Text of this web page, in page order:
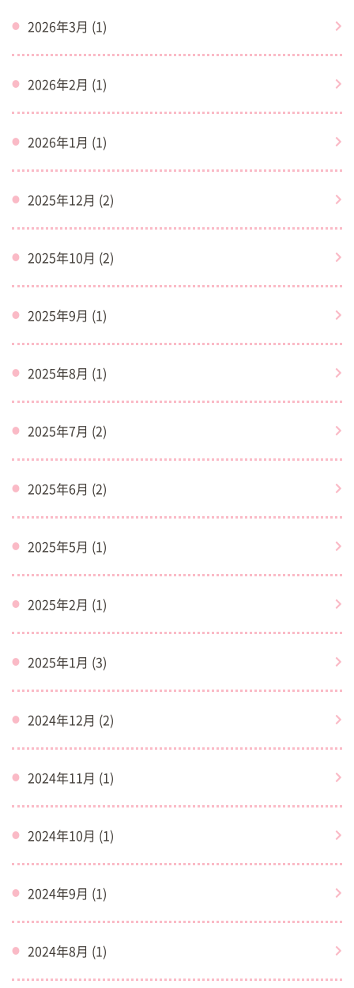
2026年3月 (1)
2026年2月 (1)
2026年1月 (1)
2025年12月 (2)
2025年10月 (2)
2025年9月 (1)
2025年8月 (1)
2025年7月 (2)
2025年6月 (2)
2025年5月 (1)
2025年2月 (1)
2025年1月 (3)
2024年12月 (2)
2024年11月 (1)
2024年10月 (1)
2024年9月 (1)
2024年8月 (1)